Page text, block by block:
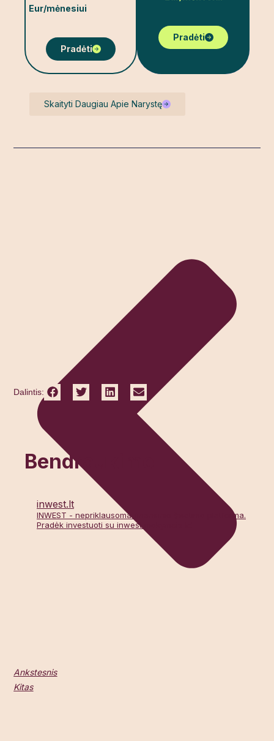
Eur/mėnesiui
Pradėti
Pradėti
Skaityti Daugiau Apie Narystę
Ankstesnis
Kitas
Dalintis:
Bendraukime
inwest.lt
INWEST - nepriklausoma finansinio švietimo platforma.
Pradėk investuoti su inwest mokymais 📈